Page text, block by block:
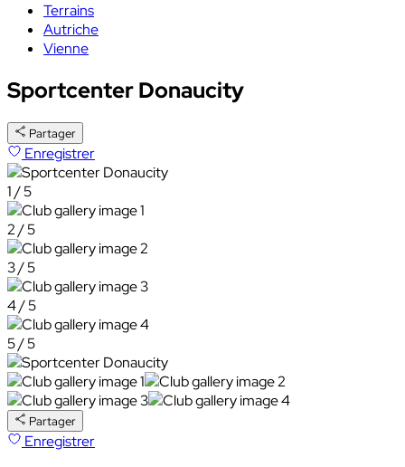
Terrains
Autriche
Vienne
Sportcenter Donaucity
Partager
Enregistrer
1 / 5
2 / 5
3 / 5
4 / 5
5 / 5
Partager
Enregistrer